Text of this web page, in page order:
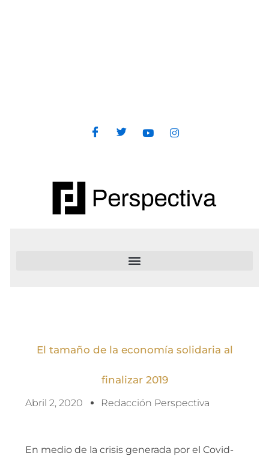
El tamaño de la economía solidaria al
finalizar 2019
Abril 2, 2020 Redacción Perspectiva
En medio de la crisis generada por el Covid-